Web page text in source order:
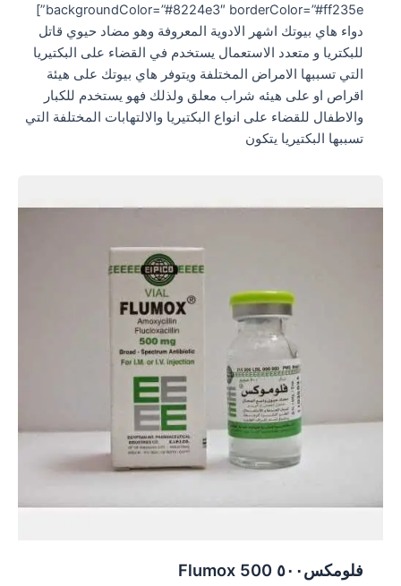
backgroundColor=”#8224e3″ borderColor=”#ff235e”]
دواء هاي بيوتك اشهر الادوية المعروفة وهو مضاد حيوي قاتل
للبكتريا و متعدد الاستعمال يستخدم في القضاء على البكتيريا
التي تسببها الامراض المختلفة ويتوفر هاي بيوتك على هيئة
اقراص او على هيئه شراب معلق ولذلك فهو يستخدم للكبار
والاطفال للقضاء على انواع البكتيريا والالتهابات المختلفة التي
تسببها البكتيريا يتكون
فلومكس٥٠٠ Flumox 500